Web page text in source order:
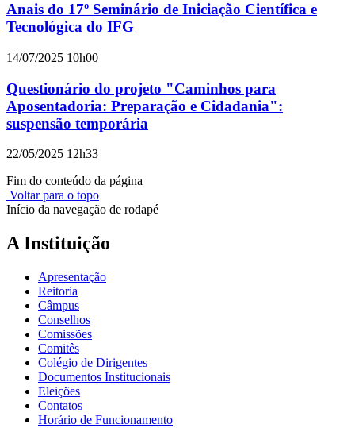
Anais do 17º Seminário de Iniciação Científica e
Tecnológica do IFG
14/07/2025 10h00
Questionário do projeto "Caminhos para
Aposentadoria: Preparação e Cidadania":
suspensão temporária
22/05/2025 12h33
Fim do conteúdo da página
Voltar para o topo
Início da navegação de rodapé
A Instituição
Apresentação
Reitoria
Câmpus
Conselhos
Comissões
Comitês
Colégio de Dirigentes
Documentos Institucionais
Eleições
Contatos
Horário de Funcionamento